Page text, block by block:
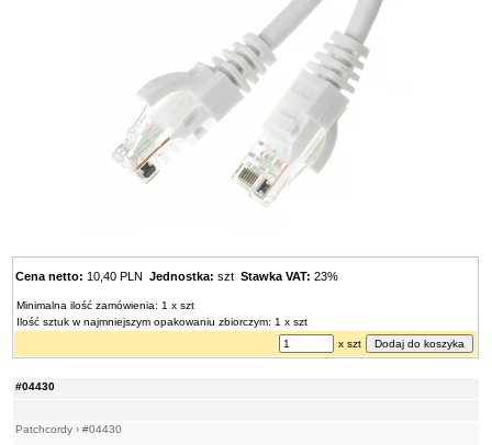
#04430
Patchcordy ›#04430
Cena netto: 10,40 PLNJednostka: sztStawka VAT: 23%
Minimalna ilość zamówienia: 1 x szt
Ilość sztuk w najmniejszym opakowaniu zbiorczym: 1 x szt
x szt